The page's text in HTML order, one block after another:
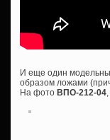
И еще один
образом ложами
На фото ВПО-212-04